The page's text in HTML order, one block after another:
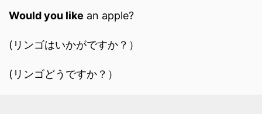
Would you like an apple?
(リンゴはいかがですか？）
(リンゴどうですか？）